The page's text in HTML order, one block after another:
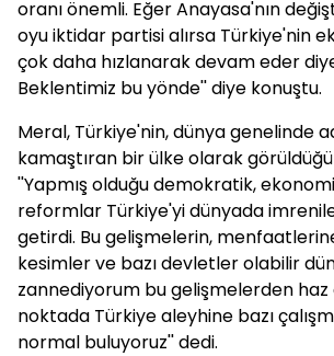
oranı önemli. Eğer Anayasa'nın
oyu iktidar partisi alırsa Türkiye'nin
çok daha hızlanarak devam eder
Beklentimiz bu yönde'' diye konuştu.
Meral, Türkiye'nin, dünya genelinde
kamaştıran bir ülke olarak
''Yapmış olduğu demokratik,
reformlar Türkiye'yi dünyada
getirdi. Bu gelişmelerin,
kesimler ve bazı devletler olabilir
zannediyorum bu gelişmelerden haz
noktada Türkiye aleyhine bazı
normal buluyoruz'' dedi.